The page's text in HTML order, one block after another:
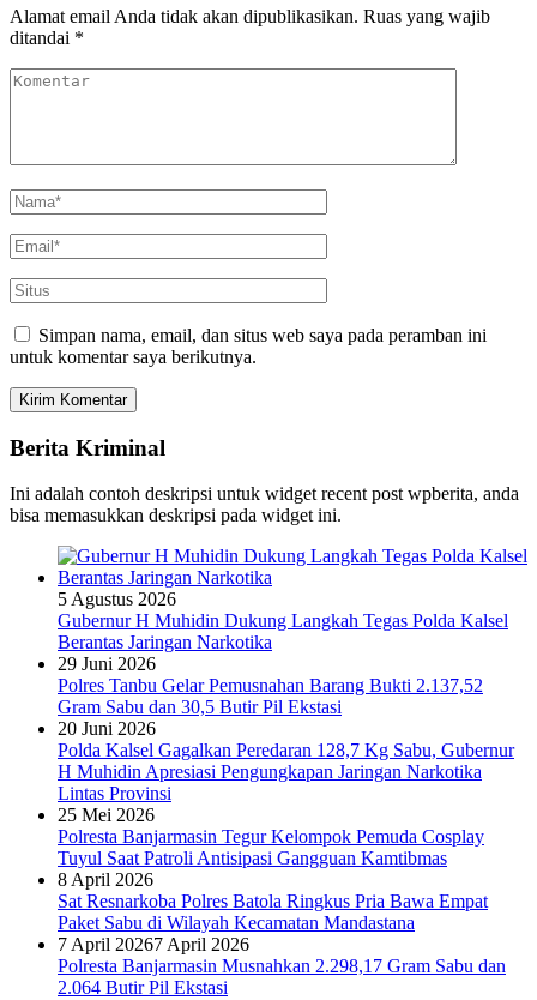
Alamat email Anda tidak akan dipublikasikan. Ruas yang wajib
ditandai *
Simpan nama, email, dan situs web saya pada peramban ini
untuk komentar saya berikutnya.
Berita Kriminal
Ini adalah contoh deskripsi untuk widget recent post wpberita, anda
bisa memasukkan deskripsi pada widget ini.
5 Agustus 2026
Gubernur H Muhidin Dukung Langkah Tegas Polda Kalsel
Berantas Jaringan Narkotika
29 Juni 2026
Polres Tanbu Gelar Pemusnahan Barang Bukti 2.137,52
Gram Sabu dan 30,5 Butir Pil Ekstasi
20 Juni 2026
Polda Kalsel Gagalkan Peredaran 128,7 Kg Sabu, Gubernur
H Muhidin Apresiasi Pengungkapan Jaringan Narkotika
Lintas Provinsi
25 Mei 2026
Polresta Banjarmasin Tegur Kelompok Pemuda Cosplay
Tuyul Saat Patroli Antisipasi Gangguan Kamtibmas
8 April 2026
Sat Resnarkoba Polres Batola Ringkus Pria Bawa Empat
Paket Sabu di Wilayah Kecamatan Mandastana
7 April 20267 April 2026
Polresta Banjarmasin Musnahkan 2.298,17 Gram Sabu dan
2.064 Butir Pil Ekstasi